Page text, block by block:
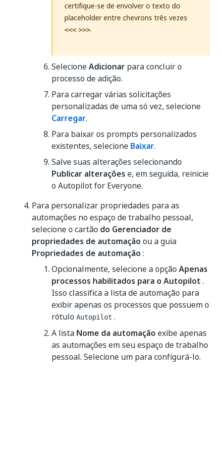
certifique-se de envolver o texto do
placeholder entre chevrons três vezes
<<< >>>.
SelecioneAdicionar para concluir o
processo de adição.
Para carregar várias solicitações
personalizadas de uma só vez, selecione
Carregar.
Para baixar os prompts personalizados
existentes, selecione Baixar.
Salve suas alterações selecionando
Publicar alterações e, em seguida, reinicie
o Autopilot for Everyone.
Para personalizar propriedades para as
automações no espaço de trabalho pessoal,
selecione o cartão do Gerenciador de
propriedades de automação ou a guia
Propriedades de automação :
Opcionalmente, selecione a opção Apenas
processos habilitados para o Autopilot .
Isso classifica a lista de automação para
exibir apenas os processos que possuem o
rótulo Autopilot .
A lista Nome da automação exibe apenas
as automações em seu espaço de trabalho
pessoal. Selecione um para configurá-lo.